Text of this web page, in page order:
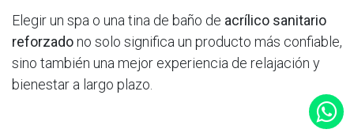
Elegir un spa o una tina de baño de acrílico sanitario
reforzadono solo significa un producto más confiable,
sino también una mejor experiencia de relajación y
bienestar a largo plazo.